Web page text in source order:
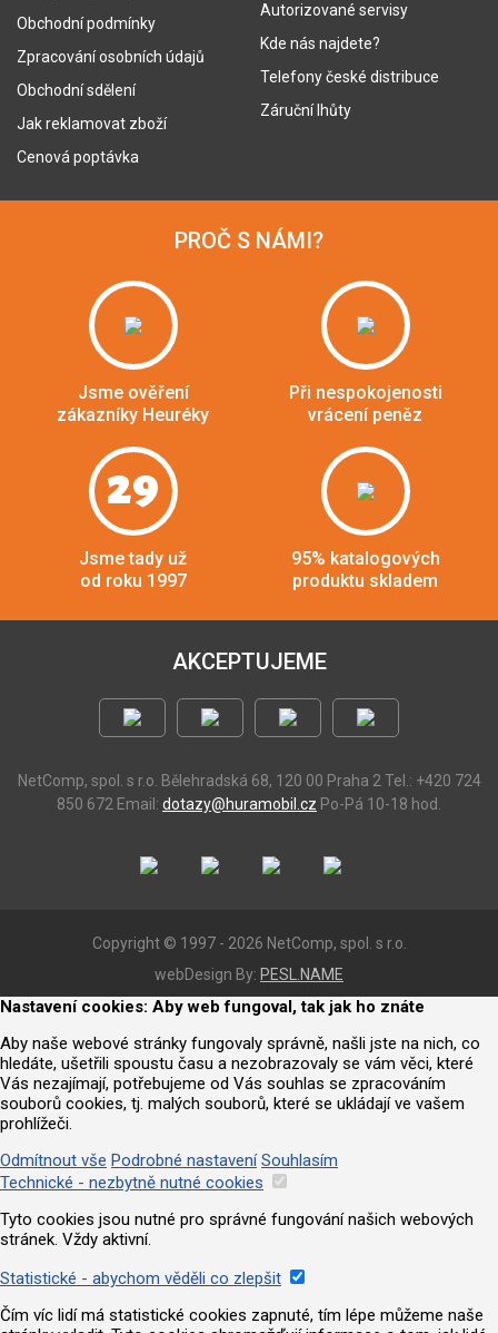
Obchodní podmínky
Zpracování osobních údajů
Obchodní sdělení
Jak reklamovat zboží
Cenová poptávka
Autorizované servisy
Kde nás najdete?
Telefony české distribuce
Záruční lhůty
PROČ S NÁMI?
Jsme ověření
zákazníky Heuréky
Při nespokojenosti
vrácení peněz
29
Jsme tady už
od roku 1997
95% katalogových
produktu skladem
AKCEPTUJEME
NetComp, spol. s r.o. Bělehradská 68, 120 00 Praha 2 Tel.: +420 724
850 672 Email: dotazy@huramobil.cz Po-Pá 10-18 hod.
Copyright © 1997 - 2026 NetComp, spol. s r.o.
webDesign By: PESL.NAME
Nastavení cookies: Aby web fungoval, tak jak ho znáte
Aby naše webové stránky fungovaly správně, našli jste na nich, co
hledáte, ušetřili spoustu času a nezobrazovaly se vám věci, které
Vás nezajímají, potřebujeme od Vás souhlas se zpracováním
souborů cookies, tj. malých souborů, které se ukládají ve vašem
prohlížeči.
Odmítnout vše Podrobné nastavení Souhlasím
Technické - nezbytně nutné cookies
Tyto cookies jsou nutné pro správné fungování našich webových
stránek. Vždy aktivní.
Statistické - abychom věděli co zlepšit
Čím víc lidí má statistické cookies zapnuté, tím lépe můžeme naše